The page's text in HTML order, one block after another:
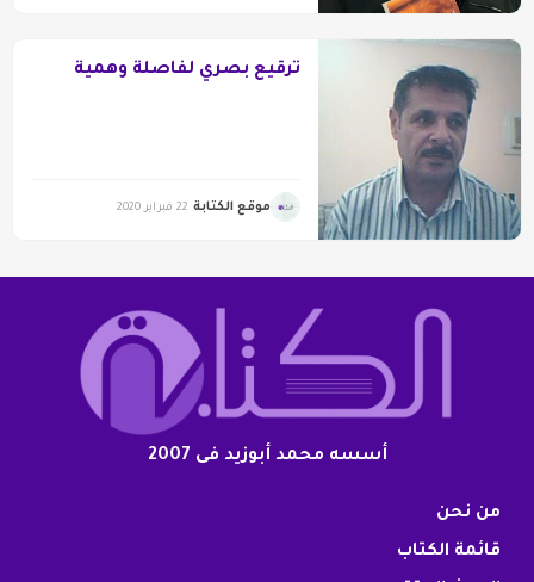
ترقيع بصري لفاصلة وهمية
موقع الكتابة 22 فبراير 2020
أسسه محمد أبوزيد فى 2007
من نحن
قائمة الكتاب